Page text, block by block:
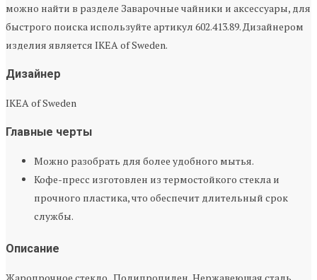
можно найти в разделе Заварочные чайники и аксессуары, для
быстрого поиска используйте артикул 602.413.89. Дизайнером
изделия является IKEA of Sweden.
Дизайнер
IKEA of Sweden
Главные черты
Можно разобрать для более удобного мытья.
Кофе-пресс изготовлен из термостойкого стекла и
прочного пластика, что обеспечит длительный срок
службы.
Описание